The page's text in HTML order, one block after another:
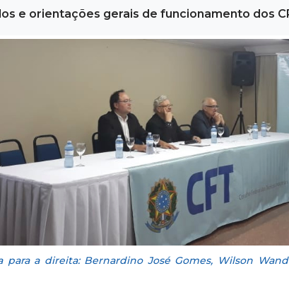
e orientações gerais de funcionamento dos
para a direita: Bernardino José Gomes, Wilson